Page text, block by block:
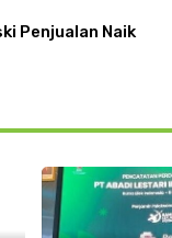
Penjualan Naik